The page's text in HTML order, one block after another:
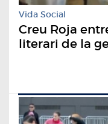
Vida Social
Creu Roja
literari de la